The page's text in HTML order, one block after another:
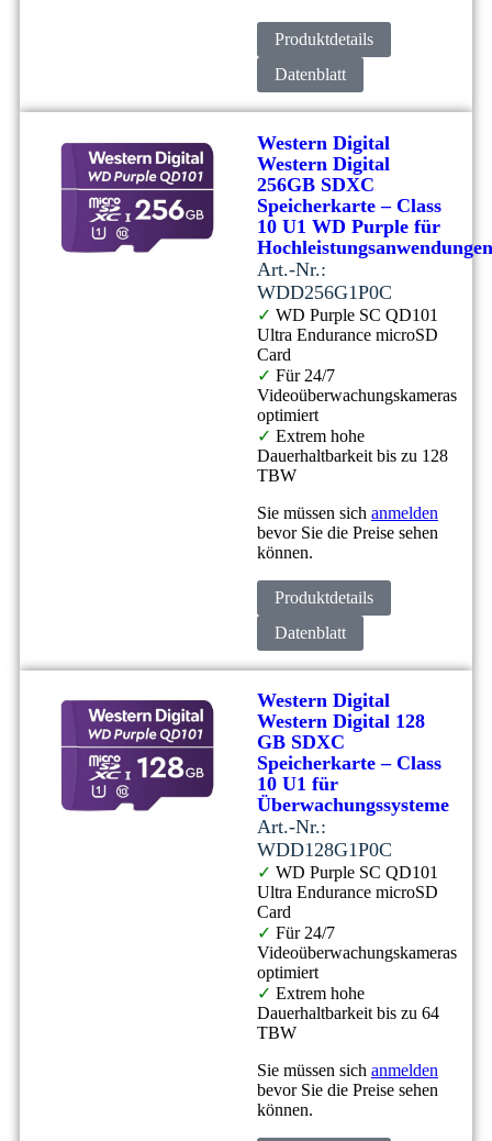
Produktdetails
Datenblatt
Western Digital
Western Digital
256GB SDXC
Speicherkarte – Class
10 U1 WD Purple für
Hochleistungsanwendungen
Art.-Nr.:
WDD256G1P0C
✓ WD Purple SC QD101
Ultra Endurance microSD
Card
✓ Für 24/7
Videoüberwachungskameras
optimiert
✓ Extrem hohe
Dauerhaltbarkeit bis zu 128
TBW
Sie müssen sich anmelden
bevor Sie die Preise sehen
können.
Produktdetails
Datenblatt
Western Digital
Western Digital 128
GB SDXC
Speicherkarte – Class
10 U1 für
Überwachungssysteme
Art.-Nr.:
WDD128G1P0C
✓ WD Purple SC QD101
Ultra Endurance microSD
Card
✓ Für 24/7
Videoüberwachungskameras
optimiert
✓ Extrem hohe
Dauerhaltbarkeit bis zu 64
TBW
Sie müssen sich anmelden
bevor Sie die Preise sehen
können.